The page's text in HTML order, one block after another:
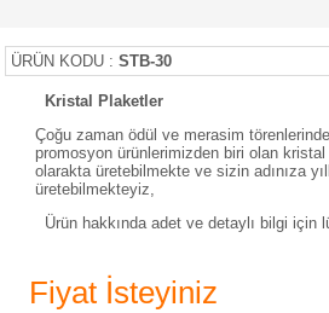
ÜRÜN KODU : STB-30
Kristal Plaketler
Çoğu zaman ödül ve merasim
promosyon ürünlerimizden biri olan
olarakta üretebilmekte ve sizin adınıza
üretebilmekteyiz,
Ürün hakkında adet ve detaylı bilgi için
Fiyat İsteyiniz